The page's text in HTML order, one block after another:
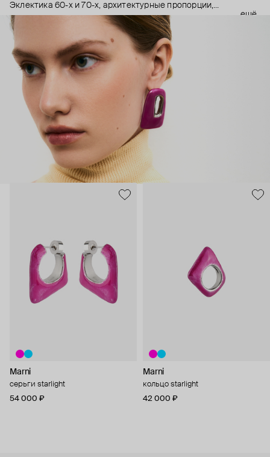
Эклектика 60-х и 70-х, архитектурные пропорции,
необычный взгляд на простые силуэты и, разумеется,
заметные украшения – Дом Marni уже двадцать лет верен
своему неподражаемому почерку, а коллаборации с
молодыми художниками привносят в него новые штрихи.
ещё
Marni
серьги starlight
54 000 ₽
Marni
кольцо starlight
42 000 ₽